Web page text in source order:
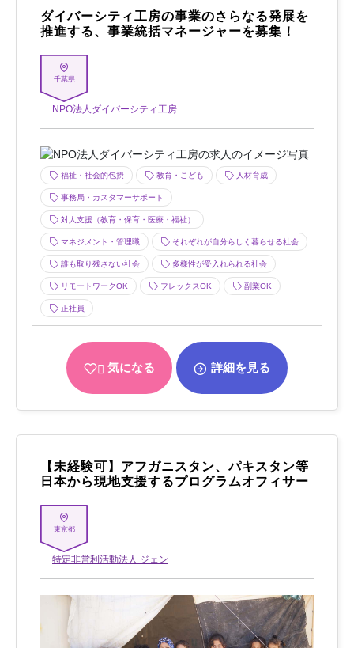
ダイバーシティ工房の事業のさらなる発展を
推進する​、事業統括マネージャーを募集！
千葉県
NPO法人ダイバーシティ工房
福祉・社会的包摂 教育・こども 人材育成
事務局・カスタマーサポート
対人支援（教育・保育・医療・福祉）
マネジメント・管理職 それぞれが自分らしく暮らせる社会
誰も取り残さない社会 多様性が受入れられる社会
リモートワークOK フレックスOK 副業OK
正社員
気になる 詳細を見る
【未経験可】アフガニスタン、パキスタン等
日本から現地支援するプログラムオフィサー
東京都
特定非営利活動法人 ジェン